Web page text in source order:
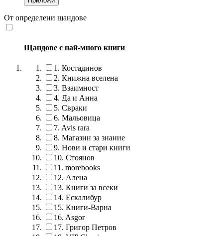
От определени щандове
Щандове с най-много книги
1. Костадинов
2. Книжна вселена
3. Взаимност
4. Да и Анна
5. Свраки
6. Мальовица
7. Avis rara
8. Магазин за знание
9. Нови и стари книги
10. Стоянов
11. morebooks
12. Алена
13. Книги за всеки
14. Ескалибур
15. Книги-Варна
16. Asgor
17. Григор Петров